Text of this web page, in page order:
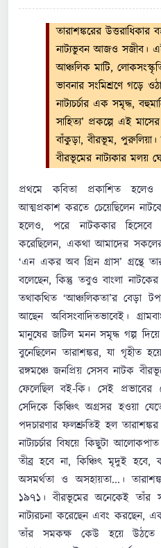
তারাশঙ্করের
নাট্যভুবন আজও সজীব।
আঞ্চলিক মাটি,
ভাবনার সংমিশ্রণে গড়ে
নাট্যচর্চার এক সমৃদ্ধ,
সাহিত্য’ প্রকল্পে এই
বাঁকুড়া, বীরভূম,
বীরভূমের নাট্যকার মলয়
প্রথমে কবিতা প্রকাশিত হলেও
আত্মপ্রকাশ করতে চেয়েছিলেন
হলেও, পরে নাটককার হিসেবে
করেছিলেন, একথা আমাদের
‘এন একর অব গ্রিন গ্রাস’ গ্রন্থে
বলেছেন, কিন্তু তবুও বাংলা
তথাকথিত ‘আঞ্চলিকতা’র বেড়া
আছেন অবিসংবাদিতভাবেই।
মানুষের জটিল মনন সমৃদ্ধ গল্প
বুনেছিলেন তারাশঙ্কর, যা গৃহীত
রঙ্গমঞ্চে জনপ্রিয় সেসব নাটক
ফেলেছিল বই-কি। সেই
সেদিকে কিঞ্চিৎ অগ্রসর হওয়া
পদচারণার ফলশ্রুতিই হল
নাট্যচর্চার বিষয়ে কিছুটা
তীব্র হবে না, কিঞ্চিৎ মৃদুই হবে,
অসমর্থতা ও অসহায়তা...।
১৯৭১। বীরভূমের অনেকেই তাঁর
নাট্যরচনা করেছেন এবং করছেন,
তাঁর সমকক্ষ কেউ হয়ে উঠতে